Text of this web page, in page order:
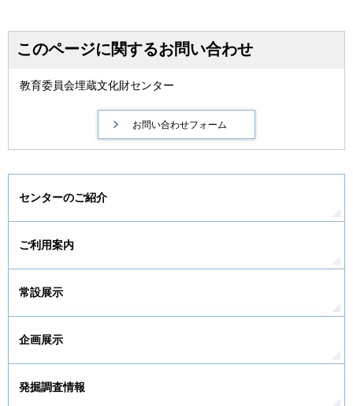
このページに関するお問い合わせ
教育委員会埋蔵文化財センター
センターのご紹介
ご利用案内
常設展示
企画展示
発掘調査情報